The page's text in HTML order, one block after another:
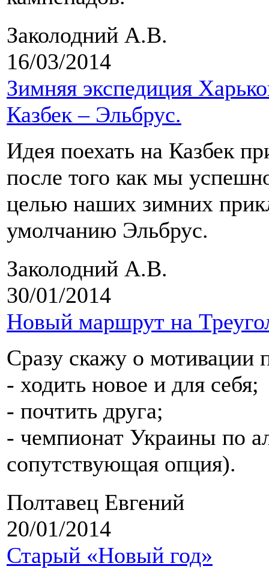
Заколодний А.В.
16/03/2014
Зимняя экспедиция
Казбек – Эльбрус.
Идея поехать на Казбек
после того как мы
целью наших зимних
умолчанию Эльбрус.
Заколодний А.В.
30/01/2014
Новый маршрут на
Сразу скажу о мотивации
- ходить новое и для себя;
- почтить друга;
- чемпионат Украины по
сопутствующая опция).
Полтавец Евгений
20/01/2014
Старый «Новый год»